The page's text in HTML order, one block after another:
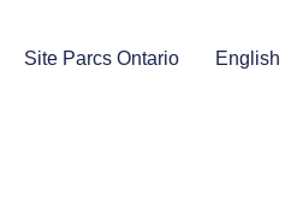
Site Parcs Ontario English